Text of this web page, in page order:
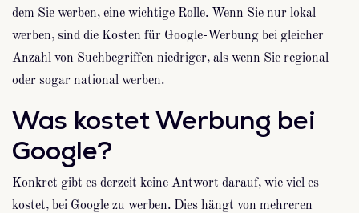
dem Sie werben, eine wichtige Rolle. Wenn Sie nur lokal
werben, sind die Kosten für Google-Werbung bei gleicher
Anzahl von Suchbegriffen niedriger, als wenn Sie regional
oder sogar national werben.
Was kostet Werbung bei
Google?
Konkret gibt es derzeit keine Antwort darauf, wie viel es
kostet, bei Google zu werben. Dies hängt von mehreren